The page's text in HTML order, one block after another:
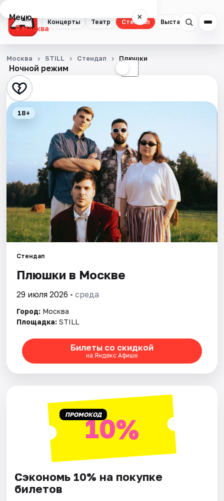
Концерты Театр Стендап Выставки
Меню ×
Москва
Концерты
Театр
Стендап
Экскурсии
Спорт
События
Площадки
Артисты
Рейтинги
Ночной режим ☾
Москва STILL Стендап Плюшки
18+
Стендап
Плюшки в Москве
29 июля 2026 • среда
Город: Москва
Площадка: STILL
Билеты со скидкой
на Яндекс Афише
ПРОМОКОД10%
Сэкономь 10% на покупке
билетов